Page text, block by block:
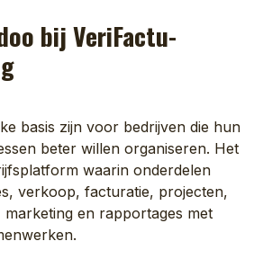
bij VeriFactu-
basis zijn voor bedrijven die hun
beter willen organiseren. Het
waarin onderdelen
verkoop, facturatie, projecten,
en rapportages met